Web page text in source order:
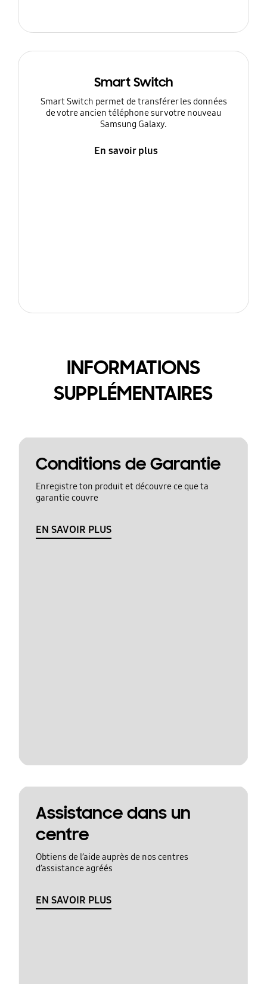
Smart Switch
Smart Switch permet de transférer les données
de votre ancien téléphone sur votre nouveau
Samsung Galaxy.
En savoir plus
INFORMATIONS
SUPPLÉMENTAIRES
Conditions de Garantie
Enregistre ton produit et découvre ce que ta
garantie couvre
EN SAVOIR PLUS
Assistance dans un
centre
Obtiens de l’aide auprès de nos centres
d’assistance agréés
EN SAVOIR PLUS